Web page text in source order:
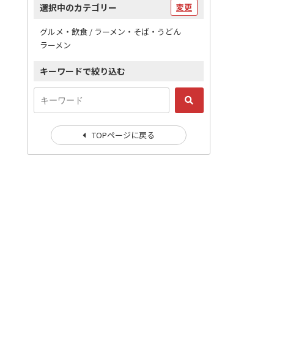
選択中のカテゴリー 変更
グルメ・飲食 / ラーメン・そば・うどん
ラーメン
キーワードで絞り込む
TOPページに戻る